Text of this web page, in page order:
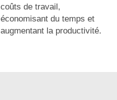
coûts de travail,
économisant du temps et
augmentant la productivité.